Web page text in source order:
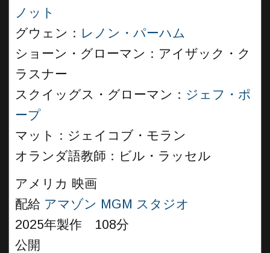
ノット
グウェン： レノン・パーハム
ショーン・グローマン：アイザック・ク
ラスナー
スクイッグス・グローマン： ジェフ・ポ
ープ
マット：ジェイコブ・モラン
オランダ語教師：ビル・ラッセル
アメリカ 映画
配給 アマゾン MGM スタジオ
2025年製作 108分
公開